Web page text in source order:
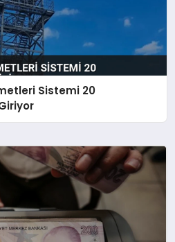
Sistemi 20